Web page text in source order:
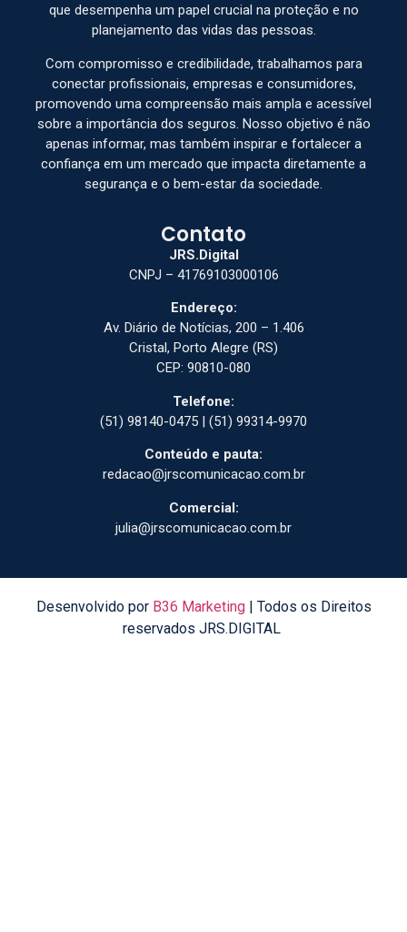
que desempenha um papel crucial na proteção e no
planejamento das vidas das pessoas.
Com compromisso e credibilidade, trabalhamos para
conectar profissionais, empresas e consumidores,
promovendo uma compreensão mais ampla e acessível
sobre a importância dos seguros. Nosso objetivo é não
apenas informar, mas também inspirar e fortalecer a
confiança em um mercado que impacta diretamente a
segurança e o bem-estar da sociedade.
Contato
JRS.Digital
CNPJ – 41769103000106
Endereço:
Av. Diário de Notícias, 200 – 1.406
Cristal, Porto Alegre (RS)
CEP: 90810-080
Telefone:
(51) 98140-0475 | (51) 99314-9970
Conteúdo e pauta:
redacao@jrscomunicacao.com.br
Comercial:
julia@jrscomunicacao.com.br
Desenvolvido por B36 Marketing| Todos os Direitos
reservados JRS.DIGITAL